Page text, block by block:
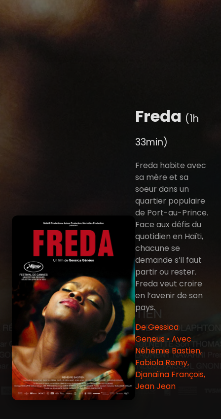
Freda (1h
33min)
Freda habite avec
sa mère et sa
soeur dans un
quartier populaire
de Port-au-Prince.
Face aux défis du
quotidien en Haïti,
chacune se
demande s’il faut
partir ou rester.
Freda veut croire
en l’avenir de son
pays.
De Gessica
Geneus • Avec
Néhémie Bastien,
Fabiola Remy,
Djanaïna François,
Jean Jean